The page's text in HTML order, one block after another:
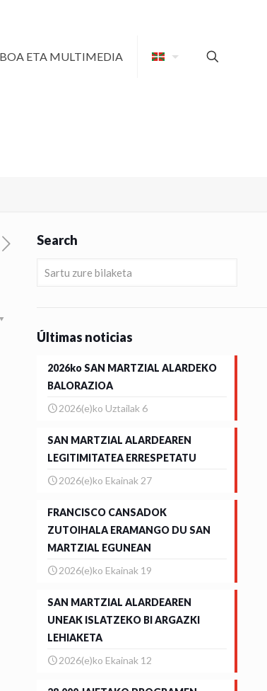
ETA MULTIMEDIA
Search
Últimas noticias
2026ko SAN MARTZIAL ALARDEKO
BALORAZIOA
2026(e)ko Uztailak 6
SAN MARTZIAL ALARDEAREN
LEGITIMITATEA ERRESPETATU
2026(e)ko Ekainak 27
FRANCISCO CANSADOK
ZUTOIHALA ERAMANGO DU SAN
MARTZIAL EGUNEAN
2026(e)ko Ekainak 19
SAN MARTZIAL ALARDEAREN
UNEAK ISLATZEKO BI ARGAZKI
LEHIAKETA
2026(e)ko Ekainak 12